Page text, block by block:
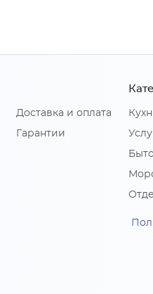
Доставка и оплата
Гарантии